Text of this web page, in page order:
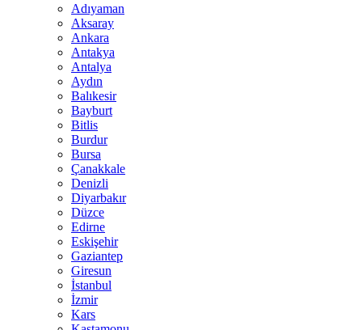
Adıyaman
Aksaray
Ankara
Antakya
Antalya
Aydın
Balıkesir
Bayburt
Bitlis
Burdur
Bursa
Çanakkale
Denizli
Diyarbakır
Düzce
Edirne
Eskişehir
Gaziantep
Giresun
İstanbul
İzmir
Kars